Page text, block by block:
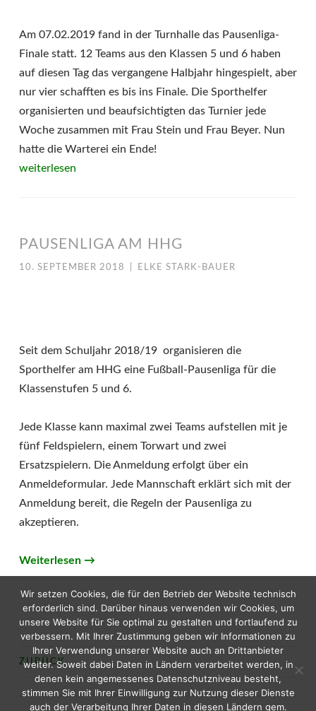
Am 07.02.2019 fand in der Turnhalle das Pausenliga-
Finale statt. 12 Teams aus den Klassen 5 und 6 haben
auf diesen Tag das vergangene Halbjahr hingespielt, aber
nur vier schafften es bis ins Finale. Die Sporthelfer
organisierten und beaufsichtigten das Turnier jede
Woche zusammen mit Frau Stein und Frau Beyer. Nun
hatte die Warterei ein Ende!
weiterlesen
PAUSENLIGA AM HHG
10. SEPTEMBER 2018 ELKE STARK-BAUER
Seit dem Schuljahr 2018/19 organisieren die
Sporthelfer am HHG eine Fußball-Pausenliga für die
Klassenstufen 5 und 6.
Jede Klasse kann maximal zwei Teams aufstellen mit je
fünf Feldspielern, einem Torwart und zwei
Ersatzspielern. Die Anmeldung erfolgt über ein
Anmeldeformular. Jede Mannschaft erklärt sich mit der
Anmeldung bereit, die Regeln der Pausenliga zu
akzeptieren.
Weiterlesen →
BEITRAGS-
NAVIGATION
ZURÜCK
Wir setzen Cookies, die für den Betrieb der Website technisch
erforderlich sind. Darüber hinaus verwenden wir Cookies, um
unsere Website für Sie optimal zu gestalten und fortlaufend zu
verbessern. Mit Ihrer Zustimmung geben wir Informationen zu
Ihrer Verwendung unserer Website auch an Drittanbieter
weiter. Soweit dabei Daten in Ländern verarbeitet werden, in
denen kein angemessenes Datenschutzniveau besteht,
stimmen Sie mit Ihrer Einwilligung zur Nutzung dieser Dienste
auch der Verarbeitung Ihrer Daten in diesen Ländern gem.